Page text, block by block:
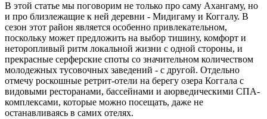
В этой статье мы поговорим не только про саму Ахангаму, но
и про близлежащие к ней деревни - Мидигаму и Коггалу. В
сезон этот район является особенно привлекательном,
поскольку может предложить на выбор тишину, комфорт и
неторопливый ритм локальной жизни с одной стороны, и
прекрасные серферские споты со значительном количеством
молодежных тусовочных заведений - с другой. Отдельно
отмечу роскошные ретрит-отели на берегу озера Коггала с
видовыми ресторанами, бассейнами и аюрведическими СПА-
комплексами, которые можно посещать, даже не
останавливаясь в самих отелях.